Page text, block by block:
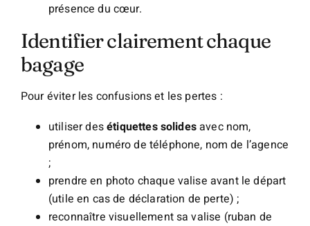
présence du cœur.
Identifier clairement chaque
bagage
Pour éviter les confusions et les pertes :
utiliser desétiquettes solidesavec nom,
prénom, numéro de téléphone, nom de l’agence
;
prendre en photo chaque valise avant le départ
(utile en cas de déclaration de perte) ;
reconnaître visuellement sa valise (ruban de